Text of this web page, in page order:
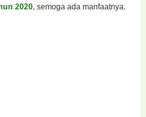
2020, semoga ada manfaatnya.